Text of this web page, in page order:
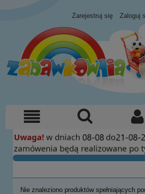
Zarejestruj się Zaloguj
Nie znaleziono produktów spełniających